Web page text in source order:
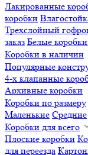
Лакированные
коробки
Трехслойный
заказ Белые
Коробки в наличии
Популярные
4-х клапанные
Архивные коробки
Коробки по размеру
Маленькие Средние
Коробки для всего
Плоские коробки
для переезда